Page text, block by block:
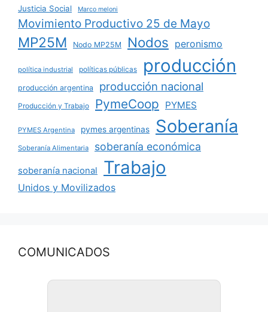
Justicia Social Marco meloni
Movimiento Productivo 25 de Mayo
MP25M Nodo MP25M Nodos peronismo
política industrial políticas públicas producción
producción argentina producción nacional
Producción y Trabajo PymeCoop PYMES
PYMES Argentina pymes argentinas Soberanía
Soberanía Alimentaria soberanía económica
soberanía nacional Trabajo
Unidos y Movilizados
COMUNICADOS